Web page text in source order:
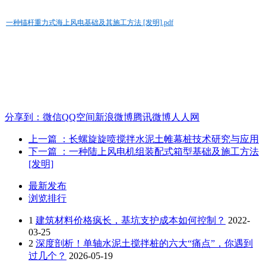
一种锚杆重力式海上风电基础及其施工方法 [发明].pdf
分享到： 微信QQ空间新浪微博腾讯微博人人网
上一篇
：长螺旋旋喷搅拌水泥土帷幕桩技术研究与应用
下一篇
：一种陆上风电机组装配式箱型基础及施工方法
[发明]
最新发布
浏览排行
1 建筑材料价格疯长，基坑支护成本如何控制？ 2022-
03-25
2 深度剖析！单轴水泥土搅拌桩的六大“痛点”，你遇到
过几个？ 2026-05-19